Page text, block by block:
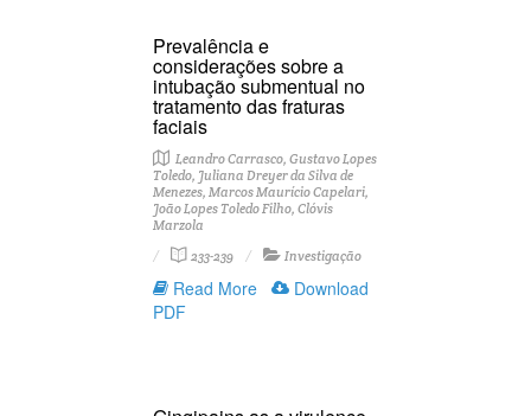
Prevalência e
considerações sobre a
intubação submentual no
tratamento das fraturas
faciais
Leandro Carrasco, Gustavo Lopes
Toledo, Juliana Dreyer da Silva de
Menezes, Marcos Maurício Capelari,
João Lopes Toledo Filho, Clóvis
Marzola
233-239
Investigação
Read More
Download
PDF